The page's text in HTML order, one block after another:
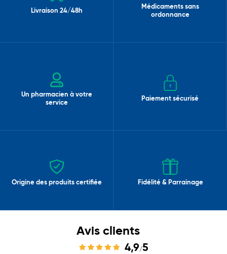
Livraison 24/48h
Médicaments sans
ordonnance
Un pharmacien à votre
service
Paiement sécurisé
Origine des produits certifiée Fidélité & Parrainage
Avis clients
4,9/5